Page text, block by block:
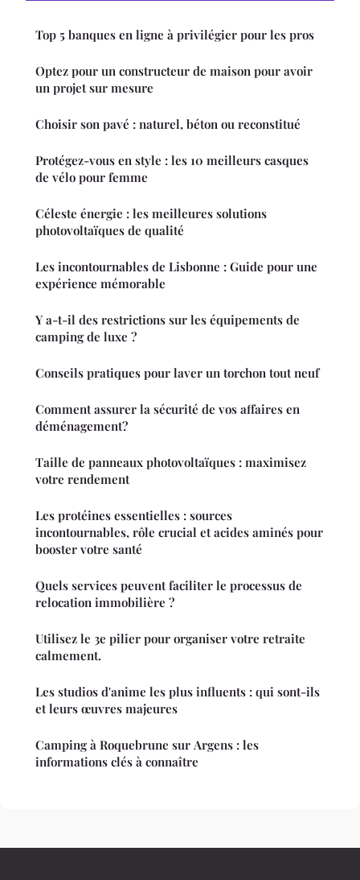
Top 5 banques en ligne à privilégier pour les pros
Optez pour un constructeur de maison pour avoir
un projet sur mesure
Choisir son pavé : naturel, béton ou reconstitué
Protégez-vous en style : les 10 meilleurs casques
de vélo pour femme
Céleste énergie : les meilleures solutions
photovoltaïques de qualité
Les incontournables de Lisbonne : Guide pour une
expérience mémorable
Y a-t-il des restrictions sur les équipements de
camping de luxe ?
Conseils pratiques pour laver un torchon tout neuf
Comment assurer la sécurité de vos affaires en
déménagement?
Taille de panneaux photovoltaïques : maximisez
votre rendement
Les protéines essentielles : sources
incontournables, rôle crucial et acides aminés pour
booster votre santé
Quels services peuvent faciliter le processus de
relocation immobilière ?
Utilisez le 3e pilier pour organiser votre retraite
calmement.
Les studios d'anime les plus influents : qui sont-ils
et leurs œuvres majeures
Camping à Roquebrune sur Argens : les
informations clés à connaître